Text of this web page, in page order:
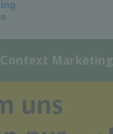
Context Marketing